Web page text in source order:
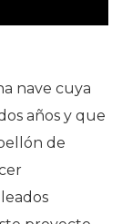
nave cuya
años y que
de